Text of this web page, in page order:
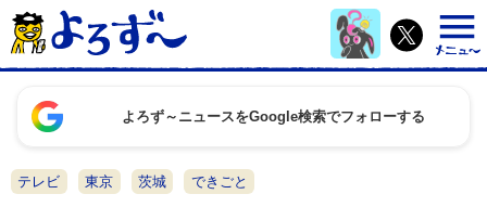
よろず～ニュースをGoogle検索でフォローする
テレビ 東京 茨城 できごと